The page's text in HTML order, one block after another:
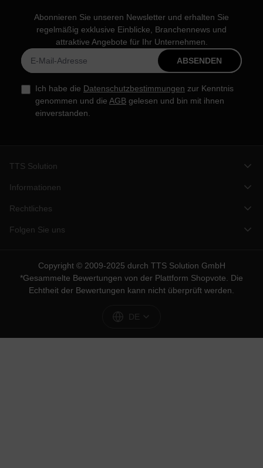
Abonnieren Sie unseren Newsletter und erhalten Sie
regelmäßig exklusive Einblicke, Branchennews und
attraktive Angebote für Ihr Unternehmen.
ABSENDEN
Ich habe die Datenschutzbestimmungen zur Kenntnis
genommen und die AGB gelesen und bin mit ihnen
einverstanden.
TTS Solution
Informationen
Rechtliches
Folgen Sie uns
Copyright © 2009-2025 durch TTS Solution GmbH
*Gesammelte Bewertungen von der Plattform Shopvote . Die
Echtheit der Bewertungen kann nicht überprüft werden.
DE